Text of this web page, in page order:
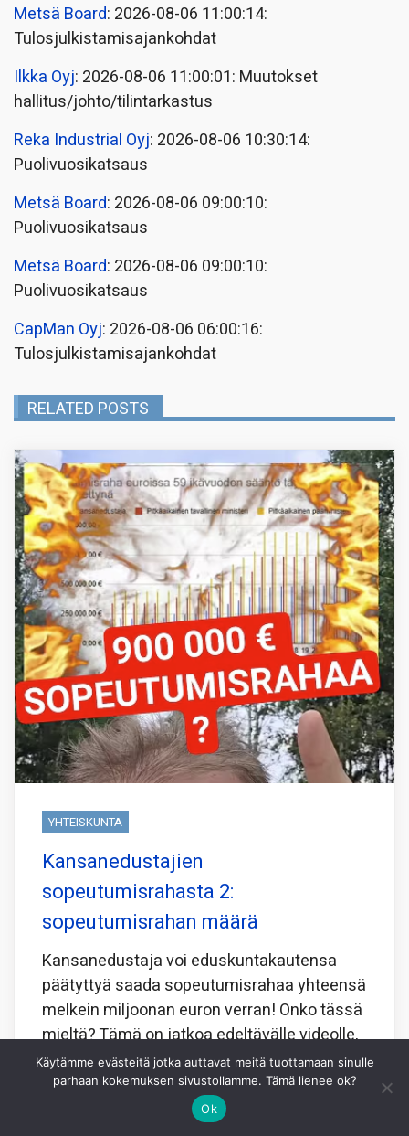
Metsä Board: 2026-08-06 11:00:14:
Tulosjulkistamisajankohdat
Ilkka Oyj: 2026-08-06 11:00:01: Muutokset
hallitus/johto/tilintarkastus
Reka Industrial Oyj: 2026-08-06 10:30:14:
Puolivuosikatsaus
Metsä Board: 2026-08-06 09:00:10:
Puolivuosikatsaus
Metsä Board: 2026-08-06 09:00:10:
Puolivuosikatsaus
CapMan Oyj: 2026-08-06 06:00:16:
Tulosjulkistamisajankohdat
RELATED POSTS
YHTEISKUNTA
Kansanedustajien
sopeutumisrahasta 2:
sopeutumisrahan määrä
Kansanedustaja voi eduskuntakautensa
päätyttyä saada sopeutumisrahaa yhteensä
melkein miljoonan euron verran! Onko tässä
mieltä? Tämä on jatkoa edeltävälle videolle,
jolla käsittelin sopeutumisrahan kestoa.
https://www.youtube.com/shorts/ZqGmUiUZ7P8
Käytämme evästeitä jotka auttavat meitä tuottamaan sinulle
parhaan kokemuksen sivustollamme. Tämä lienee ok?
Ok